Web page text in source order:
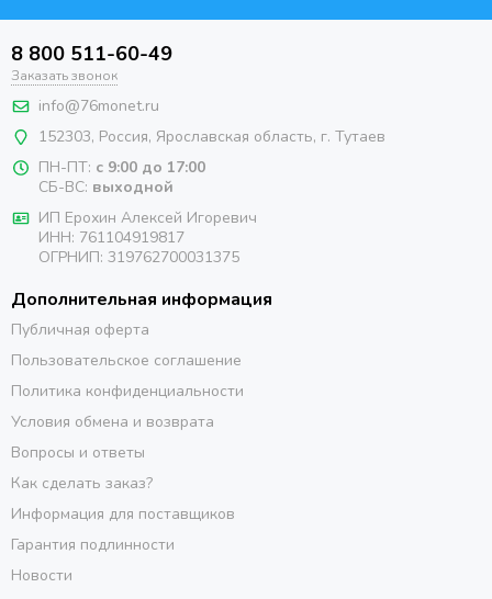
8 800 511-60-49
Заказать звонок
info@76monet.ru
152303, Россия, Ярославская область, г. Тутаев
ПН-ПТ: с 9:00 до 17:00
СБ-ВС: выходной
ИП Ерохин Алексей Игоревич
ИНН: 761104919817
ОГРНИП: 319762700031375
Дополнительная информация
Публичная оферта
Пользовательское соглашение
Политика конфиденциальности
Условия обмена и возврата
Вопросы и ответы
Как сделать заказ?
Информация для поставщиков
Гарантия подлинности
Новости